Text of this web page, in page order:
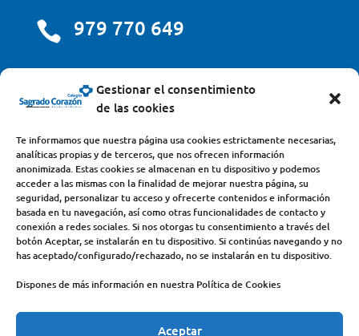
Gestionar el consentimiento
de las cookies
Te informamos que nuestra página usa cookies estrictamente necesarias,
analíticas propias y de terceros, que nos ofrecen información
anonimizada. Estas cookies se almacenan en tu dispositivo y podemos
acceder a las mismas con la finalidad de mejorar nuestra página, su
seguridad, personalizar tu acceso y ofrecerte contenidos e información
basada en tu navegación, así como otras funcionalidades de contacto y
conexión a redes sociales. Si nos otorgas tu consentimiento a través del
botón Aceptar, se instalarán en tu dispositivo. Si continúas navegando y no
has aceptado/configurado/rechazado, no se instalarán en tu dispositivo.
Dispones de más información en nuestra Política de Cookies
Aceptar
 979 770 649
centro@scjdehon.com
Colegio y Seminario Sagrado Corazón
Avda. Castilla y León, s/n – 34200 – Venta de Baños
(Palencia) – Teléfono 979770649